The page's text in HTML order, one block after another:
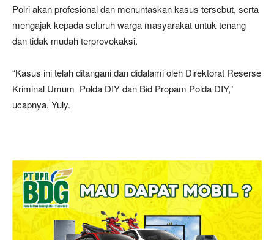
Polri akan profesional dan menuntaskan kasus tersebut, serta
mengajak kepada seluruh warga masyarakat untuk tenang
dan tidak mudah terprovokaksi.
“Kasus ini telah ditangani dan didalami oleh Direktorat Reserse
Kriminal Umum Polda DIY dan Bid Propam Polda DIY,”
ucapnya. Yuly.